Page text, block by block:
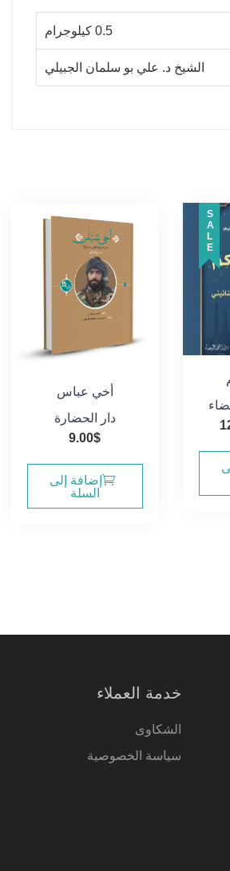
0.5 كيلوجرام
الشيخ د. علي بو سلمان الجبيلي
SALE
أخي عباس
دار الحضارة
9.00$
إضافة إلى
السلة
خدمة العملاء
الشكاوى
سياسة الخصوصية